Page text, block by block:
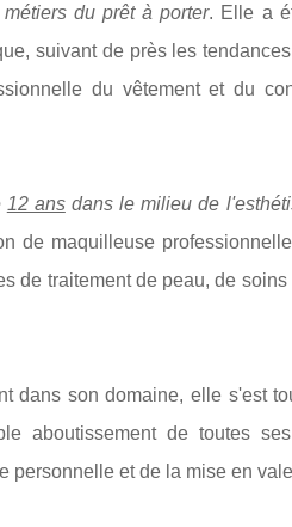
du prêt à porter. Elle a
suivant de près les
du vêtement et du
12 ansdans le milieu de
de maquilleuse
de traitement de peau, de
dans son domaine, elle s'est
aboutissement de toutes
personnelle et de la mise en